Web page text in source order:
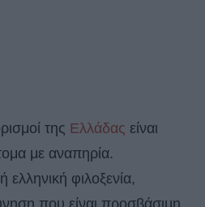
της Ελλάδας είναι
με αναπηρία.
φιλοξενία,